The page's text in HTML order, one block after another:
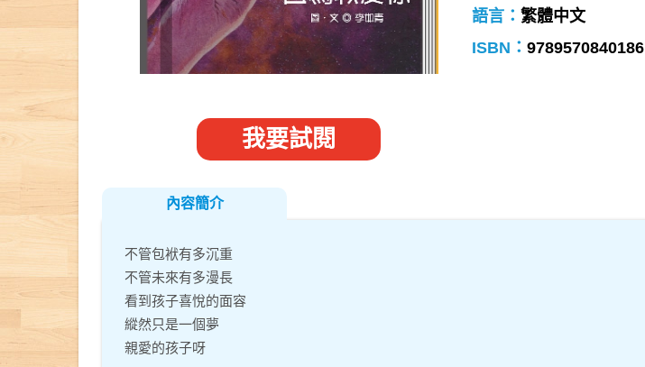
我要試閱
語言： 繁體中文
ISBN： 9789570840186
內容簡介
不管包袱有多沉重
不管未來有多漫長
看到孩子喜悅的面容
縱然只是一個夢
親愛的孩子呀